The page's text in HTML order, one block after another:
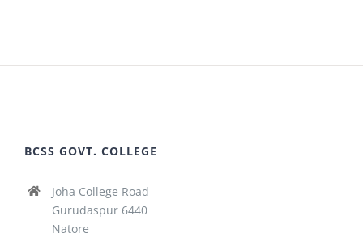
BCSS GOVT. COLLEGE
Joha College Road
Gurudaspur 6440
Natore